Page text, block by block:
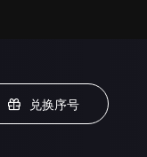
兑换序号